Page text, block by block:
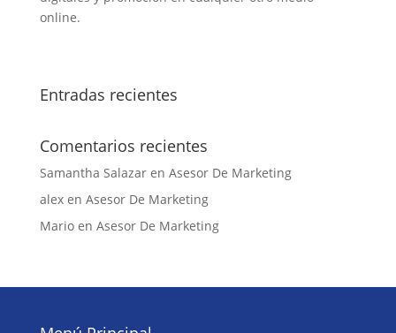
online.
Entradas recientes
Comentarios recientes
Samantha Salazaren Asesor De Marketing
alexen Asesor De Marketing
Marioen Asesor De Marketing